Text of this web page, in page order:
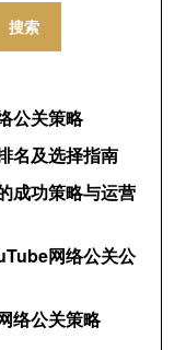
搜索
公关策略
名及选择指南
成功策略与运营
网络公关公
络公关策略